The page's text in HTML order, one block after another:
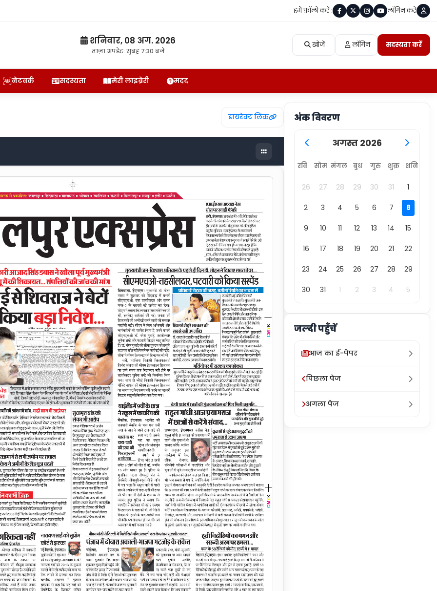
हमें फ़ॉलो करें : लॉगिन करें
शनिवार, 08 अग. 2026
ताज़ा अपडेट: सुबह 7:30 बजे
खोजें लॉगिन सदस्यता करें
नेटवर्क सदस्यता मेरी लाइब्रेरी मदद
डायरेक्ट लिंक अंक विवरण
अगस्त 2026
रवि सोम मंगल बुध गुरु शुक्र शनि
26 27 28 29 30 31 1
2 3 4 5 6 7 8
9 10 11 12 13 14 15
16 17 18 19 20 21 22
23 24 25 26 27 28 29
30 31 1 2 3 4 5
जल्दी पहुँचें
आज का ई-पेपर
पिछला पेज
अगला पेज